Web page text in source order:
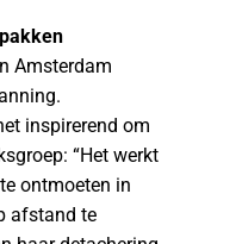
Amsterdam
inspirerend om
“Het werkt
ontmoeten in
afstand te